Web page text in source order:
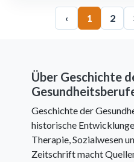
‹ 1 2
Über Geschichte
Geschichte der
historische
Therapie, Sozialwesen
Zeitschrift macht